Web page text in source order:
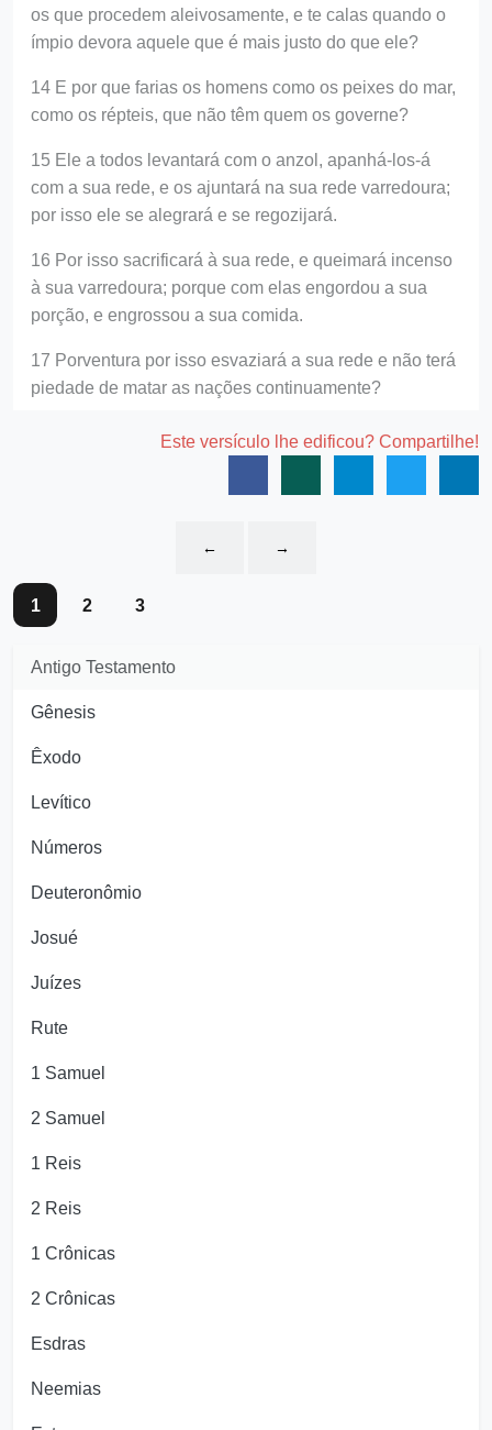
Antigo Testamento
Gênesis
Êxodo
Levítico
Números
Deuteronômio
Josué
Juízes
Rute
1 Samuel
2 Samuel
1 Reis
2 Reis
1 Crônicas
2 Crônicas
Esdras
Neemias
os que procedem aleivosamente, e te calas quando o
ímpio devora aquele que é mais justo do que ele?
14 E por que farias os homens como os peixes do mar,
como os répteis, que não têm quem os governe?
15 Ele a todos levantará com o anzol, apanhá-los-á
com a sua rede, e os ajuntará na sua rede varredoura;
por isso ele se alegrará e se regozijará.
16 Por isso sacrificará à sua rede, e queimará incenso
à sua varredoura; porque com elas engordou a sua
porção, e engrossou a sua comida.
17 Porventura por isso esvaziará a sua rede e não terá
piedade de matar as nações continuamente?
Este versículo lhe edificou? Compartilhe!
← →
1 2 3